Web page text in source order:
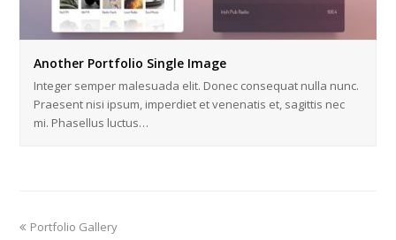
Another Portfolio Single Image
Integer semper malesuada elit. Donec consequat nulla nunc.
Praesent nisi ipsum, imperdiet et venenatis et, sagittis nec
mi. Phasellus luctus…
previous
Portfolio Gallery